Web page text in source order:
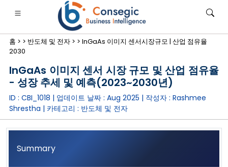
·금융·보험• 소비재 • 에너지 및 전력 • 식품 및 음료
• 사례 연구
홈 > > 반도체 및 전자 > > InGaAs 이미지 센서시장규모 | 산업 점유율
2030
InGaAs 이미지 센서 시장 규모 및 산업 점유율
- 성장 추세 및 예측(2023~2030년)
ID : CBI_1018 | 업데이트 날짜 : Aug 2025 | 작성자 : Rashmee
Shrestha | 카테고리 : 반도체 및 전자
Summary